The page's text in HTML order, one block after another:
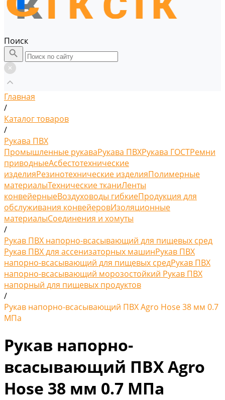
Поиск
Главная
/
Каталог товаров
/
Рукава ПВХ
Промышленные рукаваРукава ПВХРукава ГОСТРемни
приводныеАсбестотехнические
изделияРезинотехнические изделияПолимерные
материалыТехнические тканиЛенты
конвейерныеВоздуховоды гибкиеПродукция для
обслуживания конвейеровИзоляционные
материалыСоединения и хомуты
/
Рукав ПВХ напорно-всасывающий для пищевых сред
Рукав ПВХ для ассенизаторных машинРукав ПВХ
напорно-всасывающий для пищевых средРукав ПВХ
напорно-всасывающий морозостойкий Рукав ПВХ
напорный для пищевых продуктов
/
Рукав напорно-всасывающий ПВХ Agro Hose 38 мм 0.7
МПа
Рукав напорно-
всасывающий ПВХ Agro
Hose 38 мм 0.7 МПа